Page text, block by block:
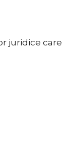
juridice